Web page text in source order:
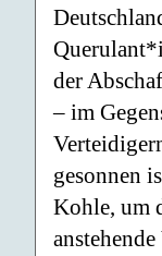
der
– im
gesonnen
Kohle, um